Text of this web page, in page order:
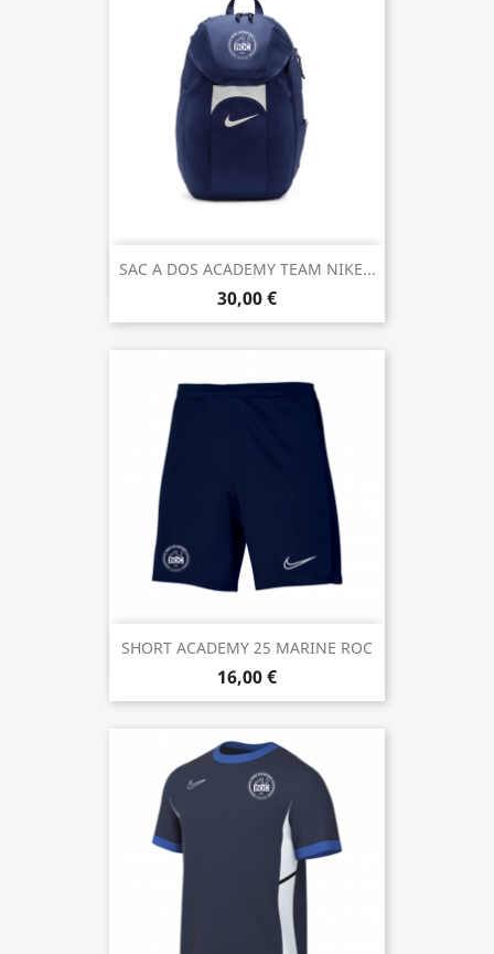
SAC A DOS ACADEMY TEAM NIKE...
30,00 €
SHORT ACADEMY 25 MARINE ROC
16,00 €